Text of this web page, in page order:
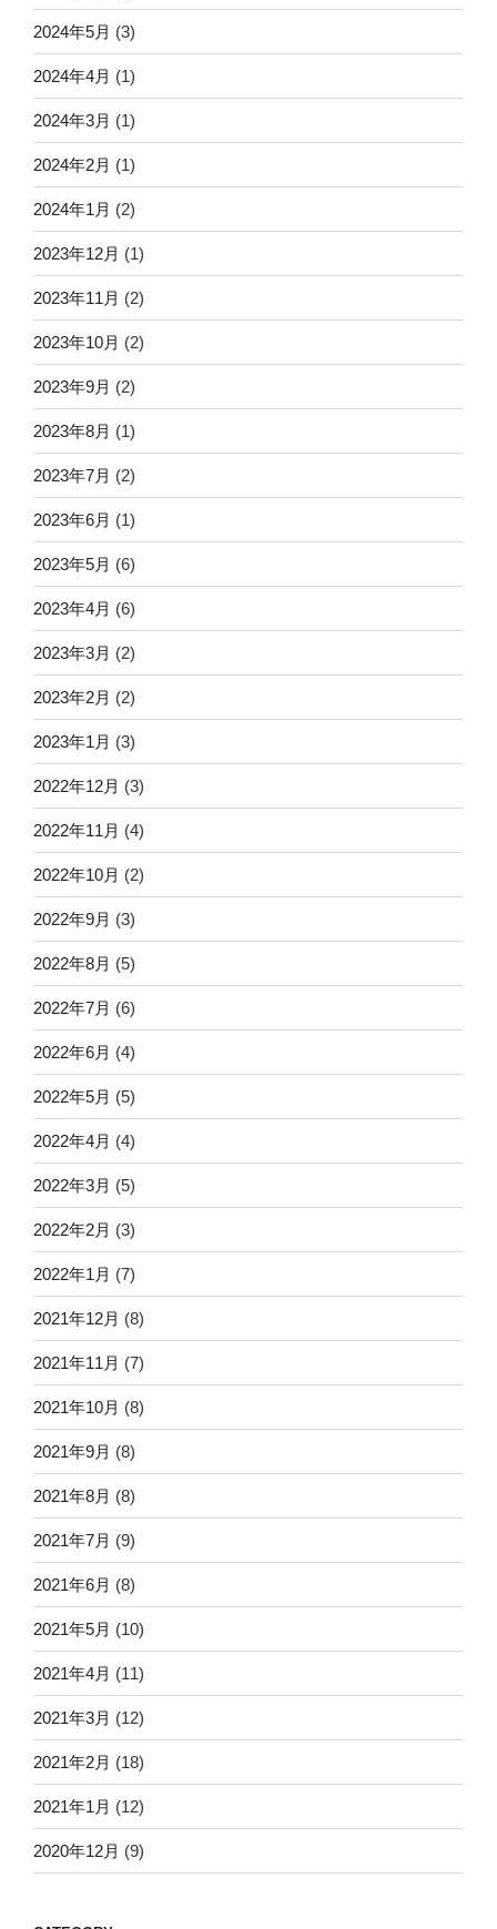
2024年5月 (3)
2024年4月 (1)
2024年3月 (1)
2024年2月 (1)
2024年1月 (2)
2023年12月 (1)
2023年11月 (2)
2023年10月 (2)
2023年9月 (2)
2023年8月 (1)
2023年7月 (2)
2023年6月 (1)
2023年5月 (6)
2023年4月 (6)
2023年3月 (2)
2023年2月 (2)
2023年1月 (3)
2022年12月 (3)
2022年11月 (4)
2022年10月 (2)
2022年9月 (3)
2022年8月 (5)
2022年7月 (6)
2022年6月 (4)
2022年5月 (5)
2022年4月 (4)
2022年3月 (5)
2022年2月 (3)
2022年1月 (7)
2021年12月 (8)
2021年11月 (7)
2021年10月 (8)
2021年9月 (8)
2021年8月 (8)
2021年7月 (9)
2021年6月 (8)
2021年5月 (10)
2021年4月 (11)
2021年3月 (12)
2021年2月 (18)
2021年1月 (12)
2020年12月 (9)